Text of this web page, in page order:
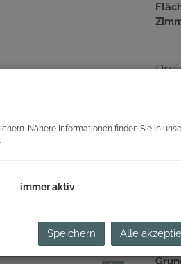
Nähere Informationen finden Sie in
immer aktiv
Speichern Alle